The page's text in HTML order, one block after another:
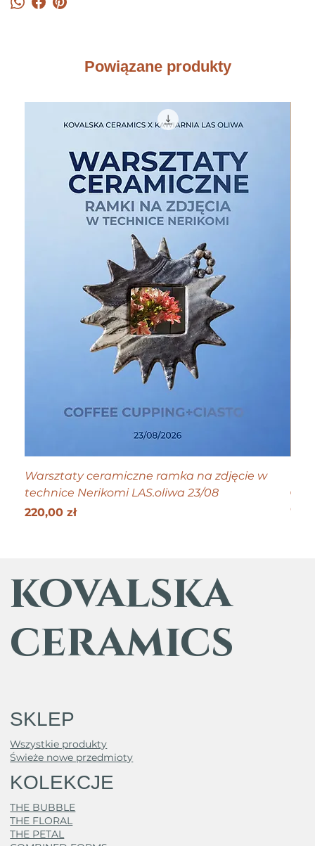
Powiązane produkty
Warsztaty ceramiczne ramka na zdjęcie w
technice Nerikomi LAS.oliwa 23/08
Cena
220,00 zł Get
kovalska
ceramics
SKLEP
Wszystkie produkty
Świeże nowe przedmioty
KOLEKCJE
THE BUBBLE
THE FLORAL
THE PETAL